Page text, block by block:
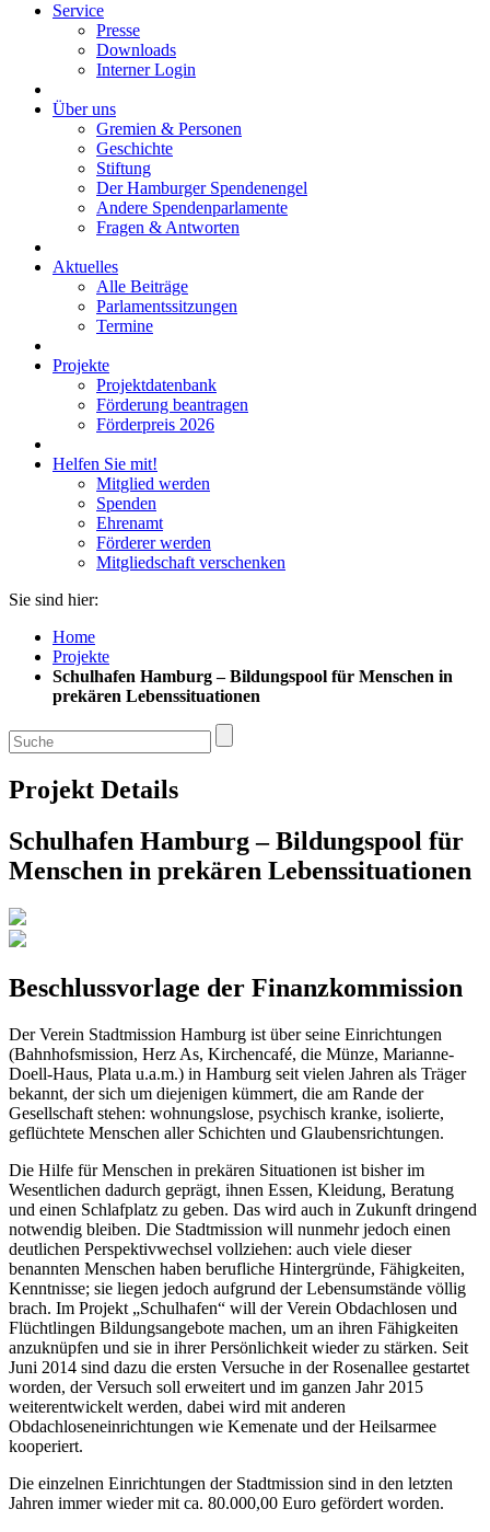
Service
Presse
Downloads
Interner Login
Über uns
Gremien & Personen
Geschichte
Stiftung
Der Hamburger Spendenengel
Andere Spendenparlamente
Fragen & Antworten
Aktuelles
Alle Beiträge
Parlamentssitzungen
Termine
Projekte
Projektdatenbank
Förderung beantragen
Förderpreis 2026
Helfen Sie mit!
Mitglied werden
Spenden
Ehrenamt
Förderer werden
Mitgliedschaft verschenken
Sie sind hier:
Home
Projekte
Schulhafen Hamburg – Bildungspool für Menschen in
prekären Lebenssituationen
Projekt Details
Schulhafen Hamburg – Bildungspool für
Menschen in prekären Lebenssituationen
Beschlussvorlage der Finanzkommission
Der Verein Stadtmission Hamburg ist über seine Einrichtungen
(Bahnhofsmission, Herz As, Kirchencafé, die Münze, Marianne-
Doell-Haus, Plata u.a.m.) in Hamburg seit vielen Jahren als Träger
bekannt, der sich um diejenigen kümmert, die am Rande der
Gesellschaft stehen: wohnungslose, psychisch kranke, isolierte,
geflüchtete Menschen aller Schichten und Glaubensrichtungen.
Die Hilfe für Menschen in prekären Situationen ist bisher im
Wesentlichen dadurch geprägt, ihnen Essen, Kleidung, Beratung
und einen Schlafplatz zu geben. Das wird auch in Zukunft dringend
notwendig bleiben. Die Stadtmission will nunmehr jedoch einen
deutlichen Perspektivwechsel vollziehen: auch viele dieser
benannten Menschen haben berufliche Hintergründe, Fähigkeiten,
Kenntnisse; sie liegen jedoch aufgrund der Lebensumstände völlig
brach. Im Projekt „Schulhafen“ will der Verein Obdachlosen und
Flüchtlingen Bildungsangebote machen, um an ihren Fähigkeiten
anzuknüpfen und sie in ihrer Persönlichkeit wieder zu stärken. Seit
Juni 2014 sind dazu die ersten Versuche in der Rosenallee gestartet
worden, der Versuch soll erweitert und im ganzen Jahr 2015
weiterentwickelt werden, dabei wird mit anderen
Obdachloseneinrichtungen wie Kemenate und der Heilsarmee
kooperiert.
Die einzelnen Einrichtungen der Stadtmission sind in den letzten
Jahren immer wieder mit ca. 80.000,00 Euro gefördert worden.